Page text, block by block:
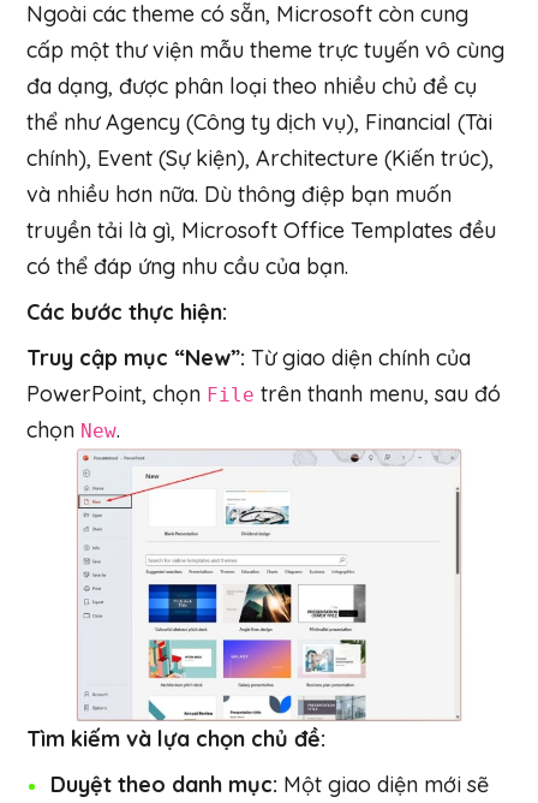
Ngoài các theme có sẵn, Microsoft còn cung
cấp một thư viện mẫu theme trực tuyến vô cùng
đa dạng, được phân loại theo nhiều chủ đề cụ
thể như Agency (Công ty dịch vụ), Financial (Tài
chính), Event (Sự kiện), Architecture (Kiến trúc),
và nhiều hơn nữa. Dù thông điệp bạn muốn
truyền tải là gì, Microsoft Office Templates đều
có thể đáp ứng nhu cầu của bạn.
Các bước thực hiện:
Truy cập mục “New”: Từ giao diện chính của
PowerPoint, chọn File trên thanh menu, sau đó
chọn New.
Tìm kiếm và lựa chọn chủ đề:
Duyệt theo danh mục: Một giao diện mới sẽ